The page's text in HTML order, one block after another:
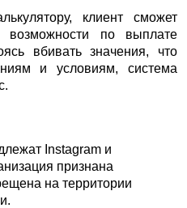
клиент сможет
возможности по выплате
вбивать значения, что
и условиям, система
Instagram и
признана
на территории